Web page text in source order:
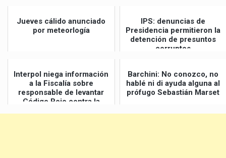
Jueves cálido anunciado
por meteorlogía
IPS: denuncias de
Presidencia permitieron la
detención de presuntos
corruptos
Interpol niega información
a la Fiscalía sobre
responsable de levantar
Código Rojo contra la
Barchini: No conozco, no
hablé ni di ayuda alguna al
prófugo Sebastián Marset